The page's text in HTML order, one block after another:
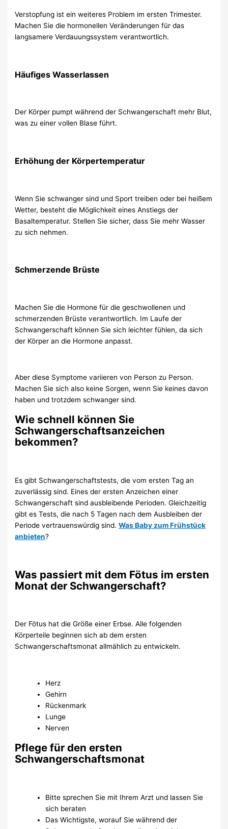
Verstopfung ist ein weiteres Problem im ersten Trimester.
Machen Sie die hormonellen Veränderungen für das
langsamere Verdauungssystem verantwortlich.
Häufiges Wasserlassen
Der Körper pumpt während der Schwangerschaft mehr Blut,
was zu einer vollen Blase führt.
Erhöhung der Körpertemperatur
Wenn Sie schwanger sind und Sport treiben oder bei heißem
Wetter, besteht die Möglichkeit eines Anstiegs der
Basaltemperatur. Stellen Sie sicher, dass Sie mehr Wasser
zu sich nehmen.
Schmerzende Brüste
Machen Sie die Hormone für die geschwollenen und
schmerzenden Brüste verantwortlich. Im Laufe der
Schwangerschaft können Sie sich leichter fühlen, da sich
der Körper an die Hormone anpasst.
Aber diese Symptome variieren von Person zu Person.
Machen Sie sich also keine Sorgen, wenn Sie keines davon
haben und trotzdem schwanger sind.
Wie schnell können Sie
Schwangerschaftsanzeichen
bekommen?
Es gibt Schwangerschaftstests, die vom ersten Tag an
zuverlässig sind. Eines der ersten Anzeichen einer
Schwangerschaft sind ausbleibende Perioden. Gleichzeitig
gibt es Tests, die nach 5 Tagen nach dem Ausbleiben der
Periode vertrauenswürdig sind.Was Baby zum Frühstück
anbieten?
Was passiert mit dem Fötus im ersten
Monat der Schwangerschaft?
Der Fötus hat die Größe einer Erbse. Alle folgenden
Körperteile beginnen sich ab dem ersten
Schwangerschaftsmonat allmählich zu entwickeln.
Herz
Gehirn
Rückenmark
Lunge
Nerven
Pflege für den ersten
Schwangerschaftsmonat
Bitte sprechen Sie mit Ihrem Arzt und lassen Sie
sich beraten
Das Wichtigste, worauf Sie während der